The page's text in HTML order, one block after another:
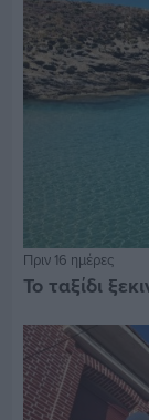
Πριν 16 ημέρες
Το ταξίδι